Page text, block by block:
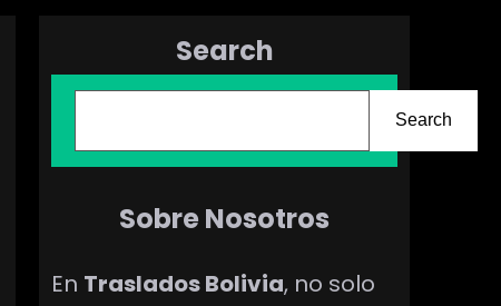
Search
s
r
Search
Sobre Nosotros
En Traslados Bolivia, no solo